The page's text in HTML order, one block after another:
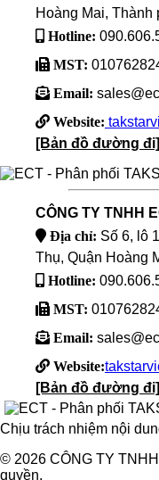
Hoàng Mai, Thành
Hotline:
MST:
Email:
Website:
[Bản đồ đường đi]
CÔNG TY TNHH
Địa chỉ: Số 6, lô
Thụ, Quận Hoàng
Hotline:
MST:
Email:
Website:
[Bản đồ đường đi]
Chịu trách nhiệm nội
© 2026 CÔNG TY
quyền.